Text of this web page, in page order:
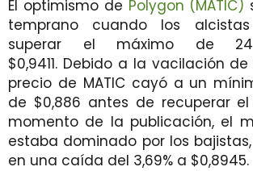
El optimismo de Polygon (MATIC)
temprano cuando los
superar el máximo de
$0,9411. Debido a la vacilación
precio de MATIC cayó a un
de $0,886 antes de recuperar el
momento de la publicación, el
estaba dominado por los
en una caída del 3,69% a $0,8945.